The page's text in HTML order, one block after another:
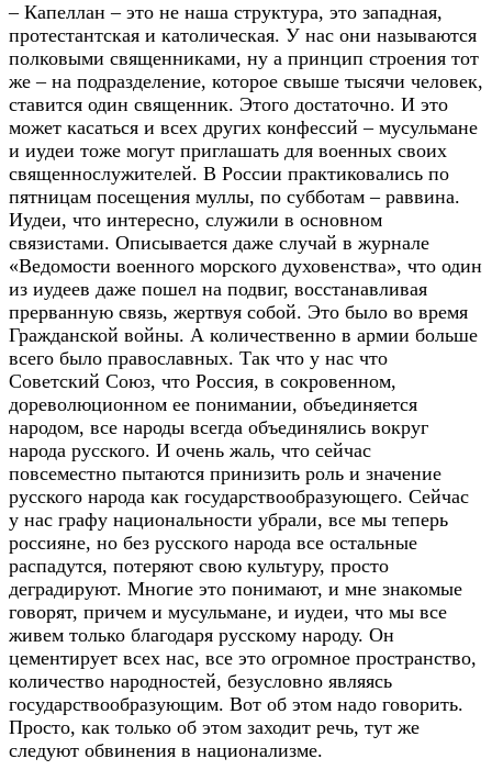
– Капеллан – это не наша структура, это западная,
протестантская и католическая. У нас они называются
полковыми священниками, ну а принцип строения тот
же – на подразделение, которое свыше тысячи человек,
ставится один священник. Этого достаточно. И это
может касаться и всех других конфессий – мусульмане
и иудеи тоже могут приглашать для военных своих
священнослужителей. В России практиковались по
пятницам посещения муллы, по субботам – раввина.
Иудеи, что интересно, служили в основном
связистами. Описывается даже случай в журнале
«Ведомости военного морского духовенства», что один
из иудеев даже пошел на подвиг, восстанавливая
прерванную связь, жертвуя собой. Это было во время
Гражданской войны. А количественно в армии больше
всего было православных. Так что у нас что
Советский Союз, что Россия, в сокровенном,
дореволюционном ее понимании, объединяется
народом, все народы всегда объединялись вокруг
народа русского. И очень жаль, что сейчас
повсеместно пытаются принизить роль и значение
русского народа как государствообразующего. Сейчас
у нас графу национальности убрали, все мы теперь
россияне, но без русского народа все остальные
распадутся, потеряют свою культуру, просто
деградируют. Многие это понимают, и мне знакомые
говорят, причем и мусульмане, и иудеи, что мы все
живем только благодаря русскому народу. Он
цементирует всех нас, все это огромное пространство,
количество народностей, безусловно являясь
государствообразующим. Вот об этом надо говорить.
Просто, как только об этом заходит речь, тут же
следуют обвинения в национализме.